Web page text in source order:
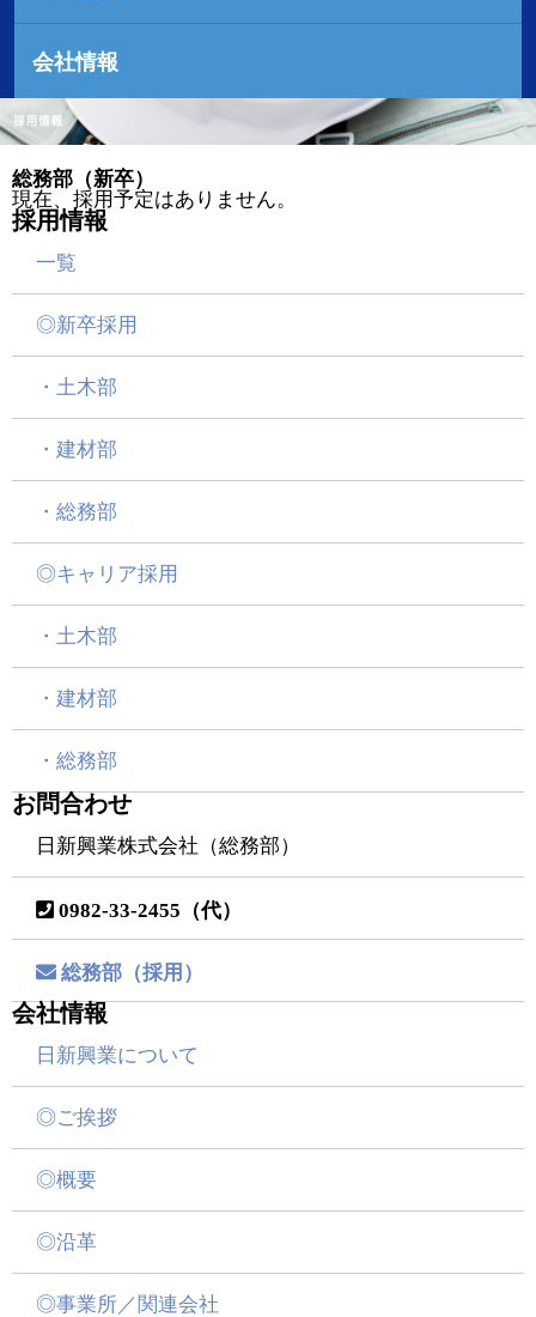
会社情報
総務部（新卒）
現在、採用予定はありません。
採用情報
一覧
◎新卒採用
・土木部
・建材部
・総務部
◎キャリア採用
・土木部
・建材部
・総務部
お問合わせ
日新興業株式会社（総務部）
0982-33-2455（代）
総務部（採用）
会社情報
日新興業について
◎ご挨拶
◎概要
◎沿革
◎事業所／関連会社